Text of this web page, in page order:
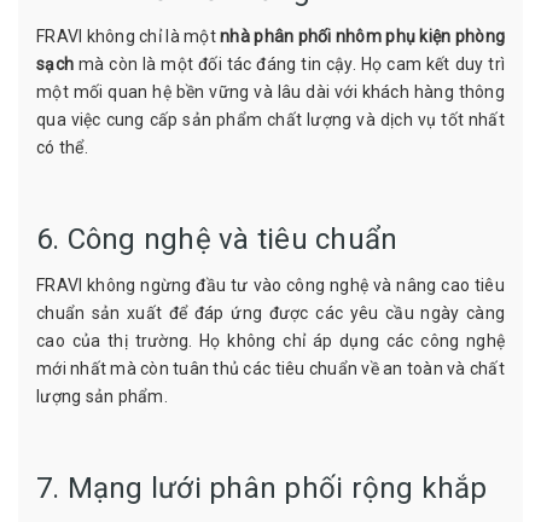
FRAVI không chỉ là mộtnhà phân phối nhôm phụ kiện phòng
sạch mà còn là một đối tác đáng tin cậy. Họ cam kết duy trì
một mối quan hệ bền vững và lâu dài với khách hàng thông
qua việc cung cấp sản phẩm chất lượng và dịch vụ tốt nhất
có thể.
6. Công nghệ và tiêu chuẩn
FRAVI không ngừng đầu tư vào công nghệ và nâng cao tiêu
chuẩn sản xuất để đáp ứng được các yêu cầu ngày càng
cao của thị trường. Họ không chỉ áp dụng các công nghệ
mới nhất mà còn tuân thủ các tiêu chuẩn về an toàn và chất
lượng sản phẩm.
7. Mạng lưới phân phối rộng khắp